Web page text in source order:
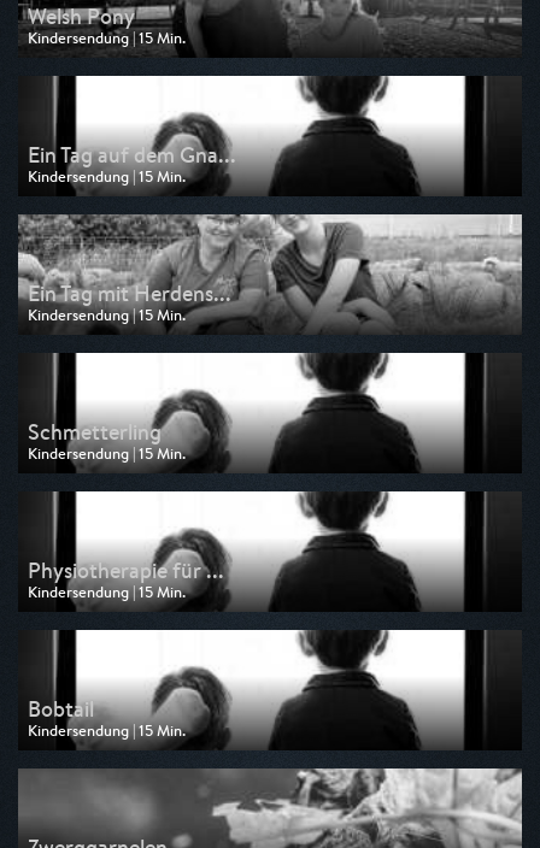
Welsh Pony
Kindersendung | 15 Min.
Ausgestrahlt von KiKA
am 25.07.2026, 10:05
Ein Tag auf dem Gna...
Kindersendung | 15 Min.
Ausgestrahlt von ARD
am 11.07.2026, 07:40
Ein Tag mit Herdens...
Kindersendung | 15 Min.
Ausgestrahlt von KiKA
am 04.07.2026, 10:05
Schmetterling
Kindersendung | 15 Min.
Ausgestrahlt von ARD
am 20.06.2026, 07:40
Physiotherapie für ...
Kindersendung | 15 Min.
Ausgestrahlt von KiKA
am 13.06.2026, 10:05
Bobtail
Kindersendung | 15 Min.
Ausgestrahlt von ARD
am 30.05.2026, 07:40